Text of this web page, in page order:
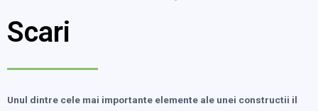
Scari
Unul dintre cele mai importante elemente ale unei constructii il